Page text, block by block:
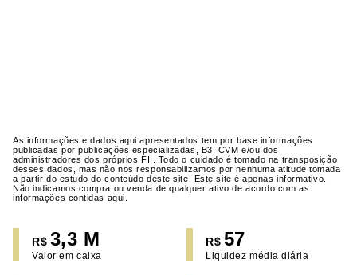
As informações e dados aqui apresentados tem por base informações
publicadas por publicações especializadas, B3, CVM e/ou dos
administradores dos próprios FII. Todo o cuidado é tomado na transposição
desses dados, mas não nos responsabilizamos por nenhuma atitude tomada
a partir do estudo do conteúdo deste site. Este site é apenas informativo.
Não indicamos compra ou venda de qualquer ativo de acordo com as
informações contidas aqui.
R$ 3,3 M
Valor em caixa
R$ 57
Liquidez média diária